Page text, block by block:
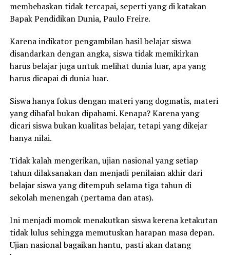
membebaskan tidak tercapai, seperti yang di katakan
Bapak Pendidikan Dunia, Paulo Freire.
Karena indikator pengambilan hasil belajar siswa
disandarkan dengan angka, siswa tidak memikirkan
harus belajar juga untuk melihat dunia luar, apa yang
harus dicapai di dunia luar.
Siswa hanya fokus dengan materi yang dogmatis, materi
yang dihafal bukan dipahami. Kenapa? Karena yang
dicari siswa bukan kualitas belajar, tetapi yang dikejar
hanya nilai.
Tidak kalah mengerikan, ujian nasional yang setiap
tahun dilaksanakan dan menjadi penilaian akhir dari
belajar siswa yang ditempuh selama tiga tahun di
sekolah menengah (pertama dan atas).
Ini menjadi momok menakutkan siswa kerena ketakutan
tidak lulus sehingga memutuskan harapan masa depan.
Ujian nasional bagaikan hantu, pasti akan datang